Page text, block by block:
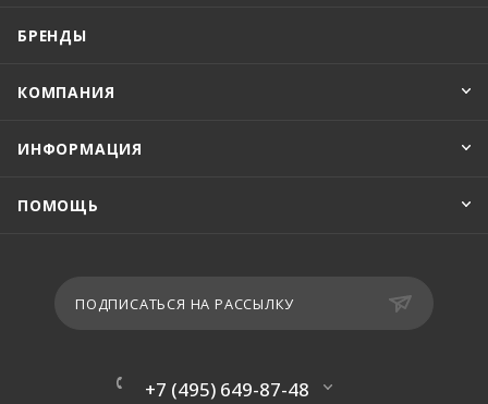
БРЕНДЫ
КОМПАНИЯ
ИНФОРМАЦИЯ
ПОМОЩЬ
ПОДПИСАТЬСЯ НА РАССЫЛКУ
+7 (495) 649-87-48